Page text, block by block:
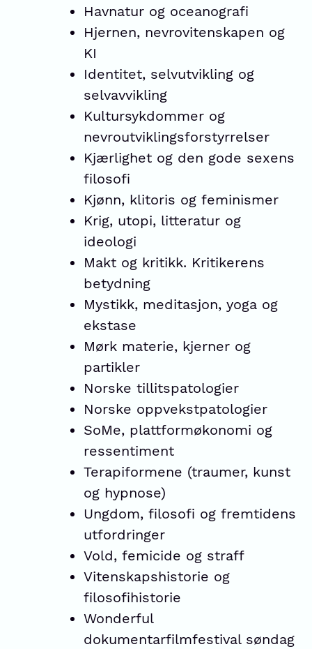
Havnatur og oceanografi
Hjernen, nevrovitenskapen og
KI
Identitet, selvutvikling og
selvavvikling
Kultursykdommer og
nevroutviklingsforstyrrelser
Kjærlighet og den gode sexens
filosofi
Kjønn, klitoris og feminismer
Krig, utopi, litteratur og
ideologi
Makt og kritikk. Kritikerens
betydning
Mystikk, meditasjon, yoga og
ekstase
Mørk materie, kjerner og
partikler
Norske tillitspatologier
Norske oppvekstpatologier
SoMe, plattformøkonomi og
ressentiment
Terapiformene (traumer, kunst
og hypnose)
Ungdom, filosofi og fremtidens
utfordringer
Vold, femicide og straff
Vitenskapshistorie og
filosofihistorie
Wonderful
dokumentarfilmfestival søndag